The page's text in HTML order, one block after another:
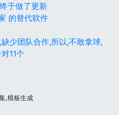
于做了更新
的替代软件
少团队合作,所以,不敢拿球,
11个
,模板生成